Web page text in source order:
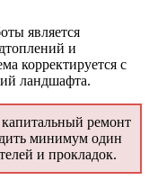
является
и
корректируется с
ландшафта.
ремонт
минимум один
и прокладок.